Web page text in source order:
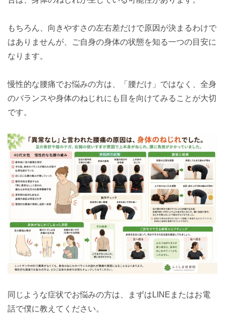
もちろん、向きやすさの左右差だけで原因が決まるわけで
はありませんが、ご自身の身体の状態を知る一つの目安に
なります。
慢性的な腰痛でお悩みの方は、「腰だけ」ではなく、全身
のバランスや身体のねじれにも目を向けてみることが大切
です。
同じような症状でお悩みの方は、まずはLINEまたはお電
話で僕に教えてください。